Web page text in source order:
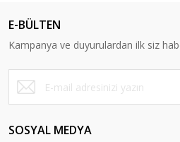
E-BÜLTEN
Kampanya ve duyurulardan ilk siz
SOSYAL MEDYA